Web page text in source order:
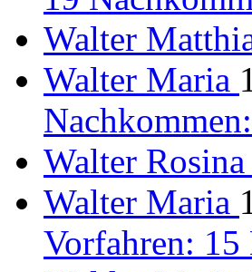
Walter
Walter Maria
Walter Rosina
Walter Maria
Vorfahren: 15